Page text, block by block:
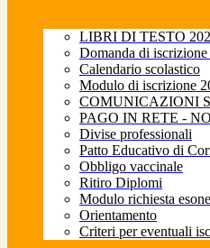
LIBRI DI TESTO
Domanda di
Calendario scolastico
Modulo di iscrizione
COMUNICAZIONI
PAGO IN RETE -
Divise professionali
Patto Educativo di
Obbligo vaccinale
Ritiro Diplomi
Modulo richiesta
Orientamento
Criteri per eventuali